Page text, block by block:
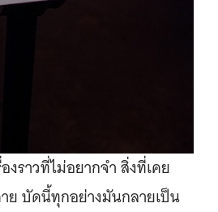
ราวที่ไม่อยากจำ สิ่งที่เคย
ย บัดนี้ทุกอย่างมันกลายเป็น